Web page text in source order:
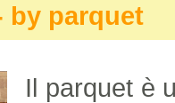
by parquet
Il parquet è